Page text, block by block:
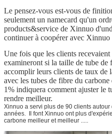
Le pensez-vous est-vous de
seulement un namecard qu'un
products&service de Xinnuo
continuer à coopérer avec Xinnuo
Une fois que les clients
examineront si la taille de tube
accomplir leurs clients de taux de
avec les tubes de fibre du
1% indiquera comment ajuster le
rendre meilleur.
Xinnuo a servi plus de 90 clients
années. Il font Xinnuo ont plus
carbone meilleur et meilleur .....